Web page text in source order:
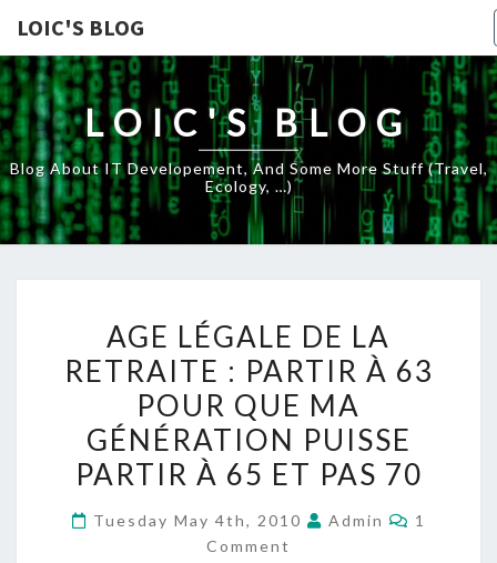
LOIC'S BLOG
LOIC'S BLOG
Blog About IT Developement, And Some More Stuff (travel,
Ecology, …)
LÉGALE
DE
LA
RETRAITE
:
PARTIR
À
63
AGE LÉGALE DE LA
RETRAITE : PARTIR À 63
POUR QUE MA
GÉNÉRATION PUISSE
PARTIR À 65 ET PAS 70
Tuesday May 4th, 2010 Admin
1
Comment